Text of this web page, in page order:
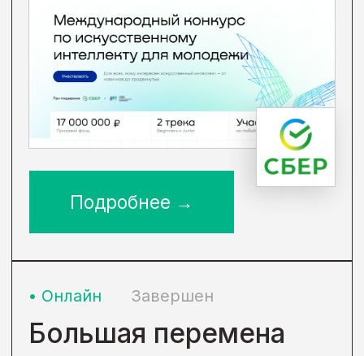
возможностей»
• Онлайн
Некоммерческий проект MAXIMUM
в школе.
Цель проекта:
повышение уровня
знаний по основным предметам
школьной программы среди
учеников, которые длительное
время имеют низкие результаты
Завершен